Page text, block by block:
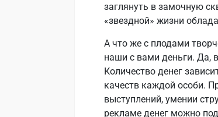
заглянуть в замочную
«звездной» жизни
А что же с плодами
наши с вами деньги. Да,
Количество денег
качеств каждой особи.
выступлений, умении
рекламе денег можно